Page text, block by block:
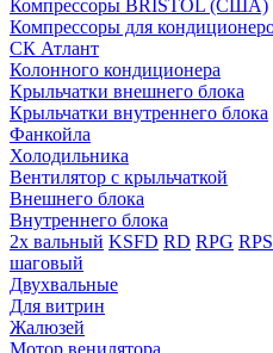
Компрессоры BRISTOL (США)
Компрессоры для
СК Атлант
Колонного кондиционера
Крыльчатки внешнего блока
Крыльчатки внутреннего блока
Фанкойла
Холодильника
Вентилятор с крыльчаткой
Внешнего блока
Внутреннего блока
2х вальный KSFD RD RPG RPS
шаговый
Двухвальные
Для витрин
Жалюзей
Мотор венилятора